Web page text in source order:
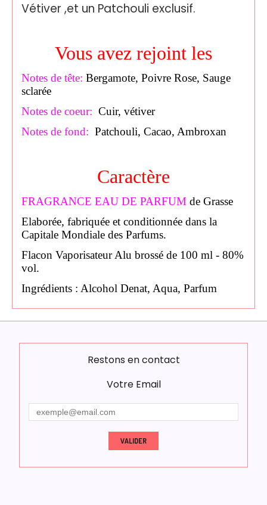
Vétiver ,et un Patchouli exclusif.
Vous avez rejoint les
Notes de tête: Bergamote, Poivre Rose, Sauge
sclarée
Notes de coeur: Cuir, vétiver
Notes de fond: Patchouli, Cacao, Ambroxan
Caractère
FRAGRANCE EAU DE PARFUM de Grasse
Elaborée, fabriquée et conditionnée dans la
Capitale Mondiale des Parfums.
Flacon Vaporisateur Alu brossé de 100 ml - 80%
vol.
Ingrédients : Alcohol Denat, Aqua, Parfum
Restons en contact
Votre Email